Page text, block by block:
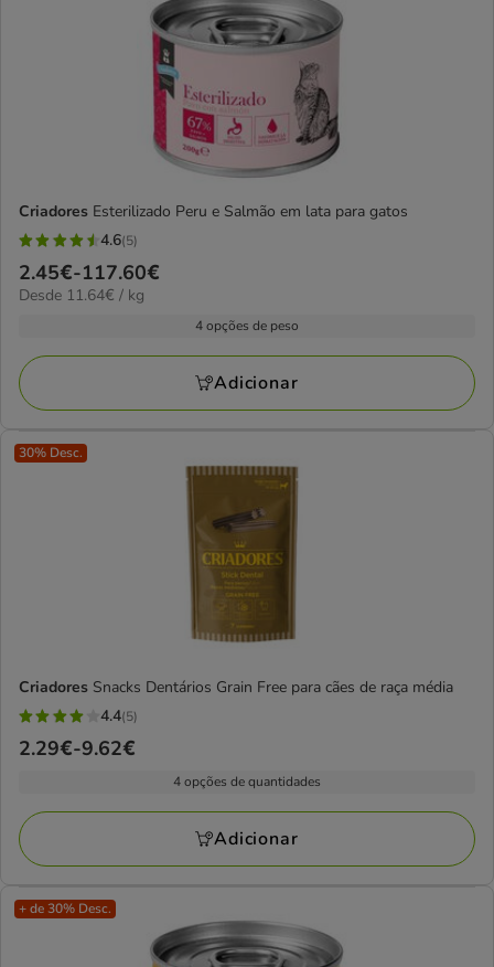
Criadores Esterilizado Peru e Salmão em lata para gatos
4.6
estrelas
com
avaliações
4.6(5)
Preço
de
117.60€
2.45€-117.60€
11.64€
Desde 11.64€ / kg
4 opções de peso
Adicionar
30% Desc.
Criadores Snacks Dentários Grain Free para cães de raça média
4.4
estrelas
avaliações
4.4(5)
Preço
a
9.62€
2.29€-9.62€
4 opções de quantidades
Adicionar
+ de 30% Desc.